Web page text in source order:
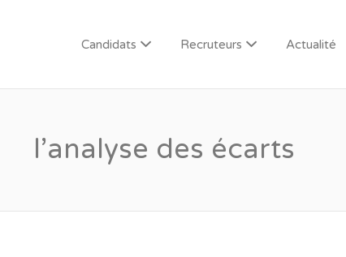
Candidats Recruteurs Actualité
l’analyse des écarts